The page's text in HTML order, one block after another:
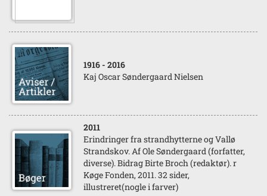
1916 - 2016
Kaj Oscar Søndergaard Nielsen
2011
Erindringer fra strandhytterne og Vallø
Strandskov. Af Ole Søndergaard (forfatter,
diverse). Bidrag Birte Broch (redaktør). r
Køge Fonden, 2011. 32 sider,
illustreret(nogle i farver)